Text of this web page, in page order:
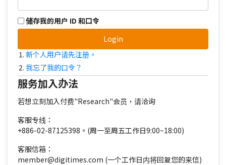
储存我的用户 ID 和口令
Login
新个人用户请先注册。
我忘了我的口令？
服务加入办法
若想立刻加入付费"Research"会员，请洽询
客服专线：
+886-02-87125398。(周一至周五工作日9:00~18:00)
客服信箱：
member@digitimes.com (一个工作日内将回复您的来信)